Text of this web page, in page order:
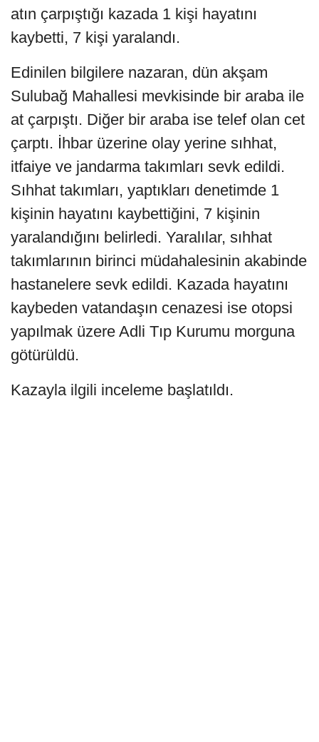
atın çarpıştığı kazada 1 kişi hayatını
kaybetti, 7 kişi yaralandı.
Edinilen bilgilere nazaran, dün akşam
Sulubağ Mahallesi mevkisinde bir araba ile
at çarpıştı. Diğer bir araba ise telef olan cet
çarptı. İhbar üzerine olay yerine sıhhat,
itfaiye ve jandarma takımları sevk edildi.
Sıhhat takımları, yaptıkları denetimde 1
kişinin hayatını kaybettiğini, 7 kişinin
yaralandığını belirledi. Yaralılar, sıhhat
takımlarının birinci müdahalesinin akabinde
hastanelere sevk edildi. Kazada hayatını
kaybeden vatandaşın cenazesi ise otopsi
yapılmak üzere Adli Tıp Kurumu morguna
götürüldü.
Kazayla ilgili inceleme başlatıldı.